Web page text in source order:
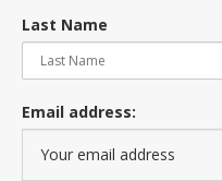
Last Name
Email address: